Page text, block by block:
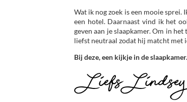
Wat ik nog zoek is een mooie sprei.
een hotel. Daarnaast vind ik het
geven aan je slaapkamer. Om in
liefst neutraal zodat hij matcht met
Bij deze, een kijkje in de